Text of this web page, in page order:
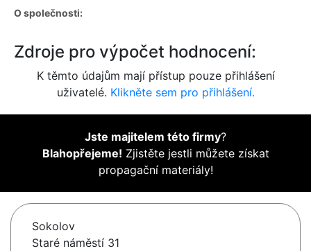
O společnosti:
Zdroje pro výpočet hodnocení:
K těmto údajům mají přístup pouze přihlášení
uživatelé. Klikněte sem pro přihlášení.
Jste majitelem této firmy?
Blahopřejeme! Zjistěte jestli můžete získat
propagační materiály!
Sokolov
Staré náměstí 31